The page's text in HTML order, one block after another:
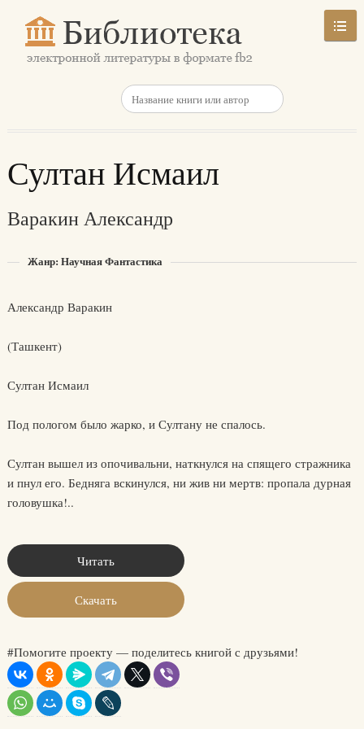
Султан Исмаил
Варакин Александр
Жанр: Научная Фантастика
Александр Варакин
(Ташкент)
Султан Исмаил
Под пологом было жарко, и Султану не спалось.
Султан вышел из опочивальни, наткнулся на спящего стражника
и пнул его. Бедняга вскинулся, ни жив ни мертв: пропала дурная
головушка!..
Читать
Скачать
#Помогите проекту — поделитесь книгой с друзьями!